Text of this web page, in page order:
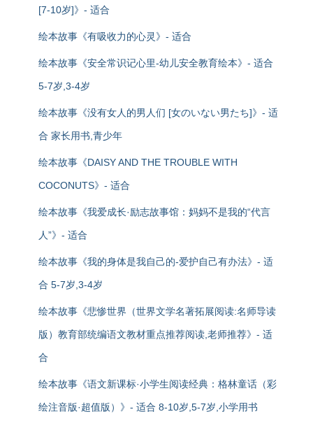
[7-10岁]》- 适合
绘本故事《有吸收力的心灵》- 适合
绘本故事《安全常识记心里-幼儿安全教育绘本》- 适合
5-7岁,3-4岁
绘本故事《没有女人的男人们 [女のいない男たち]》- 适
合 家长用书,青少年
绘本故事《DAISY AND THE TROUBLE WITH
COCONUTS》- 适合
绘本故事《我爱成长·励志故事馆：妈妈不是我的“代言
人”》- 适合
绘本故事《我的身体是我自己的-爱护自己有办法》- 适
合 5-7岁,3-4岁
绘本故事《悲惨世界（世界文学名著拓展阅读:名师导读
版）教育部统编语文教材重点推荐阅读,老师推荐》- 适
合
绘本故事《语文新课标·小学生阅读经典：格林童话（彩
绘注音版·超值版）》- 适合 8-10岁,5-7岁,小学用书